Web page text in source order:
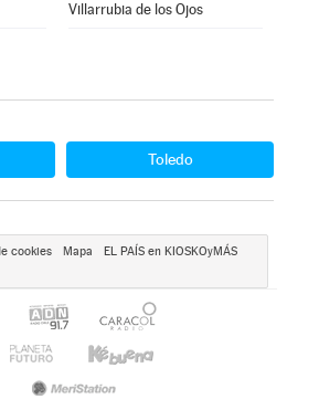
Villarrubia de los Ojos
Toledo
cookies Mapa
EL PAÍS en KIOSKOyMÁS